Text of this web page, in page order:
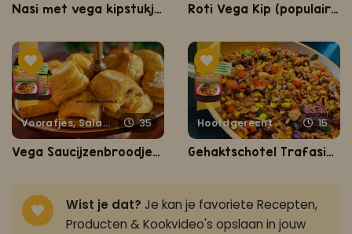
Nasi met vega kipstukjes, pinda sambel en gebakken banaan Roti Vega Kip (populairst vegetarisch gerecht van Nederland)
Voorafjes, Salades, Hapjes en Lekkernijen 35
Vega Saucijzenbroodjes Trafasie
Hoofdgerecht 15
Gehaktschotel Trafasie (snelle eenpansgehakt met verse groenten)
Wist je dat? Je kan je favoriete Recepten,
Producten & Kookvideo's opslaan in jouw